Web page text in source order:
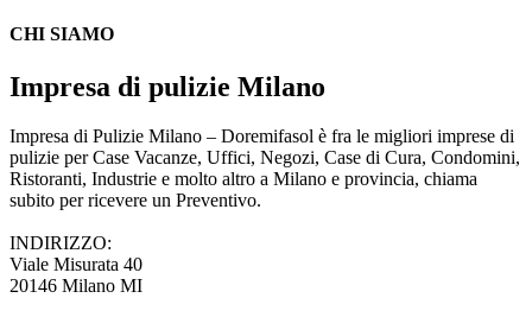
CHI SIAMO
Impresa di pulizie Milano
Impresa di Pulizie Milano – Doremifasol è fra le migliori imprese di
pulizie per Case Vacanze, Uffici, Negozi, Case di Cura, Condomini,
Ristoranti, Industrie e molto altro a Milano e provincia, chiama
subito per ricevere un Preventivo.
INDIRIZZO:
Viale Misurata 40
20146 Milano MI